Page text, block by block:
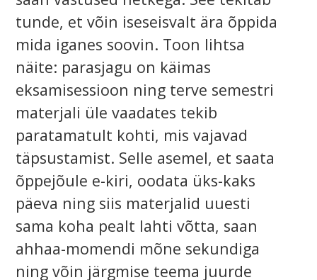
tunde, et võin iseseisvalt ära õppida
mida iganes soovin. Toon lihtsa
näite: parasjagu on käimas
eksamisessioon ning terve semestri
materjali üle vaadates tekib
paratamatult kohti, mis vajavad
täpsustamist. Selle asemel, et saata
õppejõule e-kiri, oodata üks-kaks
päeva ning siis materjalid uuesti
sama koha pealt lahti võtta, saan
ahhaa-momendi mõne sekundiga
ning võin järgmise teema juurde